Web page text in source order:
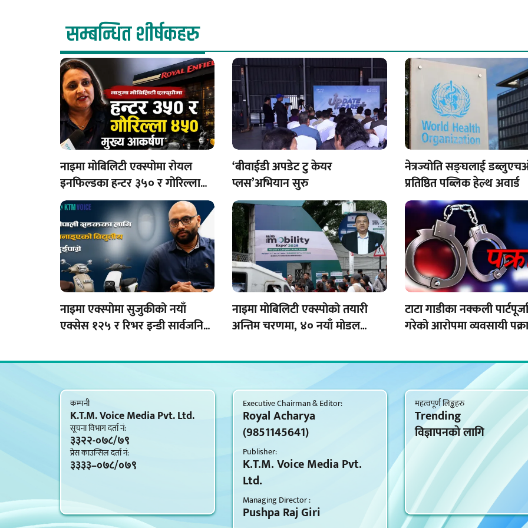
सम्बन्धित शीर्षकहरु
नाइमा मोबिलिटी एक्स्पोमा रोयल
इनफिल्डका हन्टर ३५० र गोरिल्ला
४५० मुख्य आकर्षण
‘बीवाईडी अपडेट टु केयर
प्लस’अभियान सुरु
नेत्रज्योति सङ्घलाई
प्रतिष्ठित पब्लिक हेल्थ अवार्ड
नाइमा एक्स्पोमा सुजुकीको नयाँ
एक्सेस १२५ र रिभर इन्डी सार्वजनिक
नाइमा मोबिलिटी एक्स्पोको तयारी
अन्तिम चरणमा, ४० नयाँ मोडल
टाटा गाडीका नक्कली
गरेको आरोपमा व्यवसायी
कम्पनी
K.T.M. Voice Media Pvt. Ltd.
सूचना विभाग दर्ता नं‍:
३३२२-०७८/७९
प्रेस काउन्सिल दर्ता नं‍:
३३३३–०७८/०७९
Executive Chairman & Editor:
Royal Acharya
(9851145641)
Publisher:
K.T.M. Voice Media Pvt.
Ltd.
Managing Director :
Pushpa Raj Giri
महत्वपूर्ण लिङ्कहरु
Trending
विज्ञापनकाे लागि